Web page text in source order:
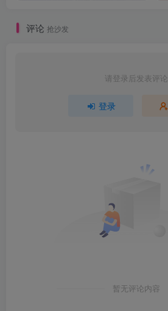
评论 抢沙发
请登录后发表评论
登录
暂无评论内容